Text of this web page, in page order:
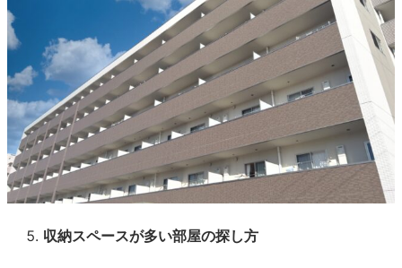
収納スペースが多い部屋の探し方